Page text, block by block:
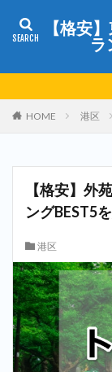
【格安
ラ
HOME 港区
【格安】外
ングBEST5
港区